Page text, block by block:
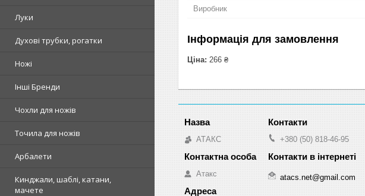
Луки
Духові трубки, рогатки
Ножі
Інші Бренди
Чохли для ножів
Точила для ножів
Арбалети
Кинджали, шаблі, катани,
мачете
Виробник
Інформація для замовлення
Ціна: 266 ₴
АТАКС
Атакс
+380 (50) 818-46-95
atacs.net@gmail.com